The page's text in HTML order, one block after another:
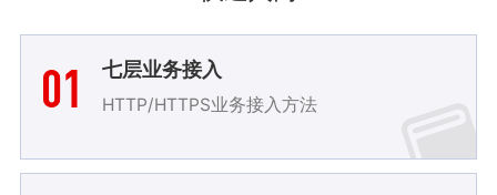
七层业务接入
HTTP/HTTPS业务接入方法
01